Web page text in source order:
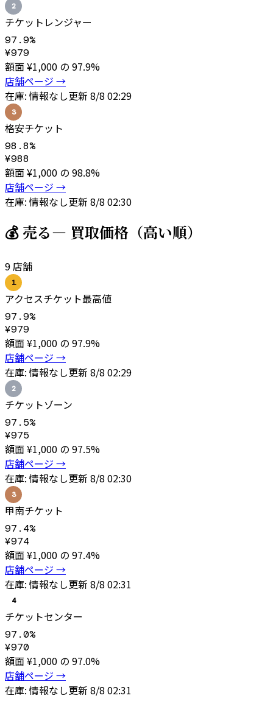
2
チケットレンジャー
97.9%
¥979
額面 ¥1,000 の 97.9%
店舗ページ →
在庫: 情報なし更新 8/8 02:29
3
格安チケット
98.8%
¥988
額面 ¥1,000 の 98.8%
店舗ページ →
在庫: 情報なし更新 8/8 02:30
💰 売る— 買取価格（高い順）
9店舗
1
アクセスチケット最高値
97.9%
¥979
額面 ¥1,000 の 97.9%
店舗ページ →
在庫: 情報なし更新 8/8 02:29
2
チケットゾーン
97.5%
¥975
額面 ¥1,000 の 97.5%
店舗ページ →
在庫: 情報なし更新 8/8 02:30
3
甲南チケット
97.4%
¥974
額面 ¥1,000 の 97.4%
店舗ページ →
在庫: 情報なし更新 8/8 02:31
4
チケットセンター
97.0%
¥970
額面 ¥1,000 の 97.0%
店舗ページ →
在庫: 情報なし更新 8/8 02:31